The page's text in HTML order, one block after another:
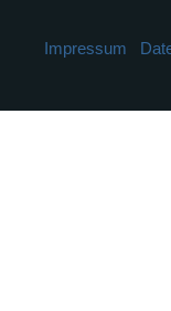
Impressum